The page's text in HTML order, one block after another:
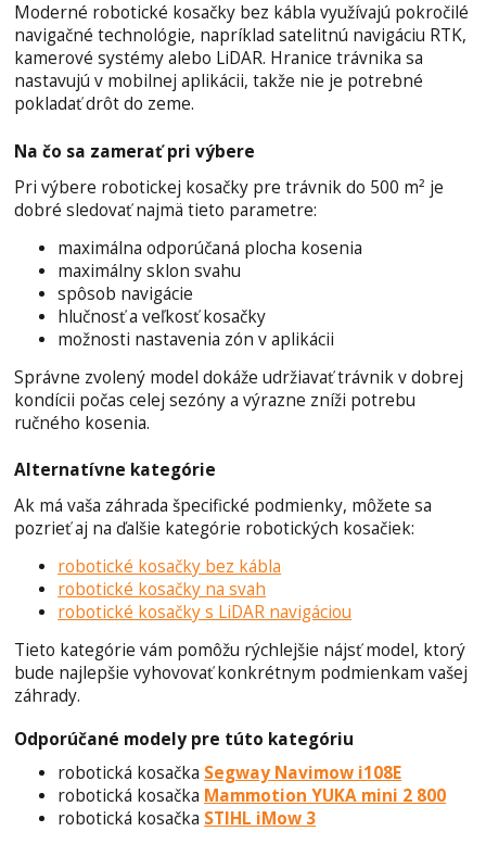
Moderné robotické kosačky bez kábla využívajú pokročilé
navigačné technológie, napríklad satelitnú navigáciu RTK,
kamerové systémy alebo LiDAR. Hranice trávnika sa
nastavujú v mobilnej aplikácii, takže nie je potrebné
pokladať drôt do zeme.
Na čo sa zamerať pri výbere
Pri výbere robotickej kosačky pre trávnik do 500 m² je
dobré sledovať najmä tieto parametre:
maximálna odporúčaná plocha kosenia
maximálny sklon svahu
spôsob navigácie
hlučnosť a veľkosť kosačky
možnosti nastavenia zón v aplikácii
Správne zvolený model dokáže udržiavať trávnik v dobrej
kondícii počas celej sezóny a výrazne zníži potrebu
ručného kosenia.
Alternatívne kategórie
Ak má vaša záhrada špecifické podmienky, môžete sa
pozrieť aj na ďalšie kategórie robotických kosačiek:
robotické kosačky bez kábla
robotické kosačky na svah
robotické kosačky s LiDAR navigáciou
Tieto kategórie vám pomôžu rýchlejšie nájsť model, ktorý
bude najlepšie vyhovovať konkrétnym podmienkam vašej
záhrady.
Odporúčané modely pre túto kategóriu
robotická kosačka Segway Navimow i108E
robotická kosačka Mammotion YUKA mini 2 800
robotická kosačka STIHL iMow 3